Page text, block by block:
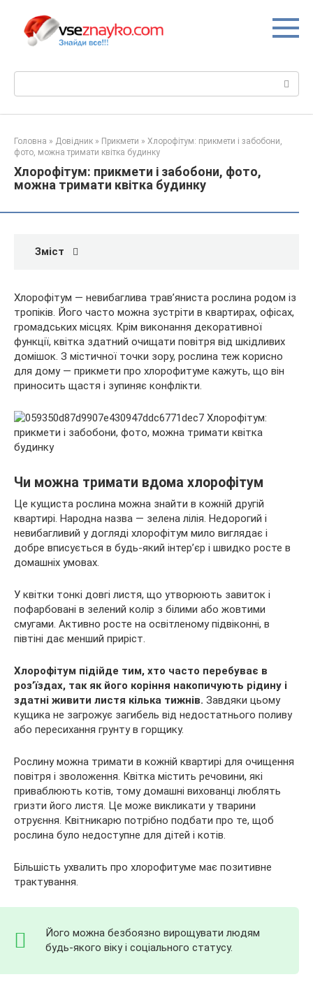
вмісту
Головна » Довідник » Прикмети » Хлорофітум: прикмети і забобони,
фото, можна тримати квітка будинку
Хлорофітум: прикмети і забобони, фото,
можна тримати квітка будинку
Зміст
Хлорофітум — невибаглива трав’яниста рослина родом із
тропіків. Його часто можна зустріти в квартирах, офісах,
громадських місцях. Крім виконання декоративної
функції, квітка здатний очищати повітря від шкідливих
домішок. З містичної точки зору, рослина теж корисно
для дому — прикмети про хлорофитуме кажуть, що він
приносить щастя і зупиняє конфлікти.
Чи можна тримати вдома хлорофітум
Це кущиста рослина можна знайти в кожній другій
квартирі. Народна назва — зелена лілія. Недорогий і
невибагливий у догляді хлорофітум мило виглядає і
добре вписується в будь-який інтер’єр і швидко росте в
домашніх умовах.
У квітки тонкі довгі листя, що утворюють завиток і
пофарбовані в зелений колір з білими або жовтими
смугами. Активно росте на освітленому підвіконні, в
півтіні дає менший приріст.
Хлорофітум підійде тим, хто часто перебуває в
роз’їздах, так як його коріння накопичують рідину і
здатні живити листя кілька тижнів. Завдяки цьому
кущика не загрожує загибель від недостатнього поливу
або пересихання грунту в горщику.
Рослину можна тримати в кожній квартирі для очищення
повітря і зволоження. Квітка містить речовини, які
приваблюють котів, тому домашні вихованці люблять
гризти його листя. Це може викликати у тварини
отруєння. Квітникарю потрібно подбати про те, щоб
рослина було недоступне для дітей і котів.
Більшість ухвалить про хлорофитуме має позитивне
трактування.
Його можна безбоязно вирощувати людям
будь-якого віку і соціального статусу.